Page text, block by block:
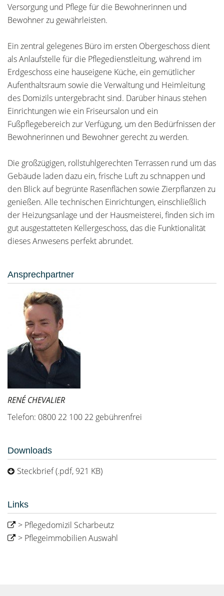
Versorgung und Pflege für die Bewohnerinnen und
Bewohner zu gewährleisten.
Ein zentral gelegenes Büro im ersten Obergeschoss dient
als Anlaufstelle für die Pflegedienstleitung, während im
Erdgeschoss eine hauseigene Küche, ein gemütlicher
Aufenthaltsraum sowie die Verwaltung und Heimleitung
des Domizils untergebracht sind. Darüber hinaus stehen
Einrichtungen wie ein Friseursalon und ein
Fußpflegebereich zur Verfügung, um den Bedürfnissen der
Bewohnerinnen und Bewohner gerecht zu werden.
Die großzügigen, rollstuhlgerechten Terrassen rund um das
Gebäude laden dazu ein, frische Luft zu schnappen und
den Blick auf begrünte Rasenflächen sowie Zierpflanzen zu
genießen. Alle technischen Einrichtungen, einschließlich
der Heizungsanlage und der Hausmeisterei, finden sich im
gut ausgestatteten Kellergeschoss, das die Funktionalität
dieses Anwesens perfekt abrundet.
Ansprechpartner
RENÉ CHEVALIER
Telefon: 0800 22 100 22 gebührenfrei
Downloads
Steckbrief (.pdf, 921 KB)
Links
> Pflegedomizil Scharbeutz
> Pflegeimmobilien Auswahl